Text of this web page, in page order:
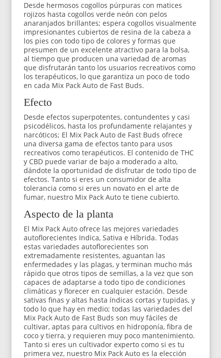
Desde hermosos cogollos púrpuras con matices
rojizos hasta cogollos verde neón con pelos
anaranjados brillantes; espera cogollos visualmente
impresionantes cubiertos de resina de la cabeza a
los pies con todo tipo de colores y formas que
presumen de un excelente atractivo para la bolsa,
al tiempo que producen una variedad de aromas
que disfrutarán tanto los usuarios recreativos como
los terapéuticos, lo que garantiza un poco de todo
en cada Mix Pack Auto de Fast Buds.
Efecto
Desde efectos superpotentes, contundentes y casi
psicodélicos, hasta los profundamente relajantes y
narcóticos; El Mix Pack Auto de Fast Buds ofrece
una diversa gama de efectos tanto para usos
recreativos como terapéuticos. El contenido de THC
y CBD puede variar de bajo a moderado a alto,
dándote la oportunidad de disfrutar de todo tipo de
efectos. Tanto si eres un consumidor de alta
tolerancia como si eres un novato en el arte de
fumar, nuestro Mix Pack Auto te tiene cubierto.
Aspecto de la planta
El Mix Pack Auto ofrece las mejores variedades
autoflorecientes Indica, Sativa e Híbrida. Todas
estas variedades autoflorecientes son
extremadamente resistentes, aguantan las
enfermedades y las plagas, y terminan mucho más
rápido que otros tipos de semillas, a la vez que son
capaces de adaptarse a todo tipo de condiciones
climáticas y florecer en cualquier estación. Desde
sativas finas y altas hasta índicas cortas y tupidas, y
todo lo que hay en medio; todas las variedades del
Mix Pack Auto de Fast Buds son muy fáciles de
cultivar, aptas para cultivos en hidroponía, fibra de
coco y tierra, y requieren muy poco mantenimiento.
Tanto si eres un cultivador experto como si es tu
primera vez, nuestro Mix Pack Auto es la elección